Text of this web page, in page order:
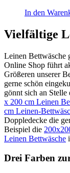
In den
Vielfältige
Leinen Bettwäsche
Online Shop führt
Größeren unserer
gerne schön
gönnt sich an Stelle
x 200 cm Leinen
cm Leinen-
Doppledecke die
Beispiel die
Leinen Bettwäsche
Drei Farben